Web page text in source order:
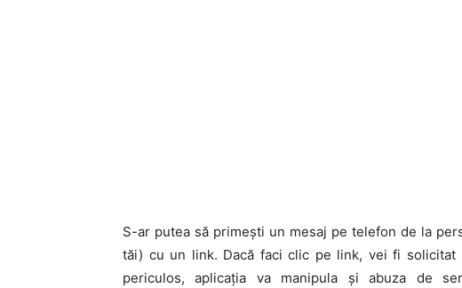
S-ar putea să primești un mesaj pe telefon de la
tăi) cu un link. Dacă faci clic pe link, vei fi solicitat
periculos, aplicația va manipula și abuza de